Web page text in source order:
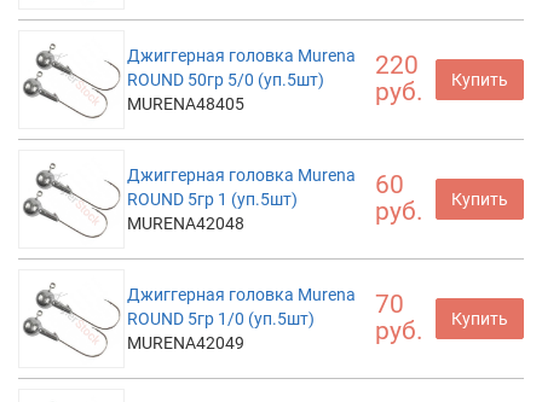
Джиггерная головка Murena
ROUND 50гр 5/0 (уп.5шт)
MURENA48405
220
руб.
Купить
Джиггерная головка Murena
ROUND 5гр 1 (уп.5шт)
MURENA42048
60
руб.
Купить
Джиггерная головка Murena
ROUND 5гр 1/0 (уп.5шт)
MURENA42049
70
руб.
Купить